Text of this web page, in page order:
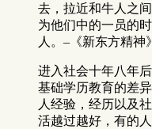
去，拉近和牛人之
为他们中的一员的
人。–《新东方精神》
进入社会十年八年
基础学历教育的差
人经验，经历以及
活越过越好，有的